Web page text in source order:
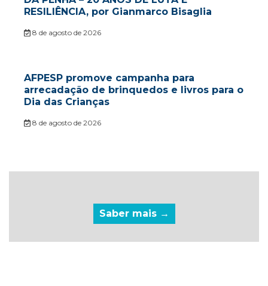
RESILIÊNCIA, por Gianmarco Bisaglia
8 de agosto de 2026
AFPESP promove campanha para
arrecadação de brinquedos e livros para o
Dia das Crianças
8 de agosto de 2026
Saber mais →